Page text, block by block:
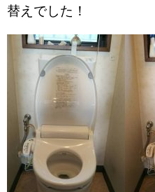
替えでした！